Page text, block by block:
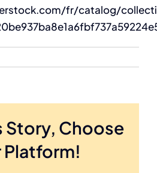
fr/catalog/
Story, Choose
Platform!